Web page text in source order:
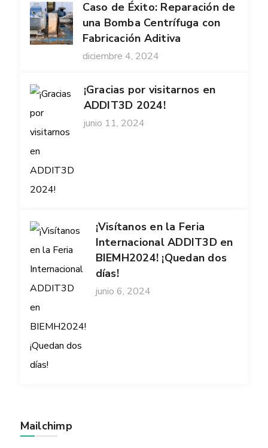
Caso de Éxito: Reparación de
una Bomba Centrífuga con
Fabricación Aditiva
diciembre 4, 2024
¡Gracias por visitarnos en
ADDIT3D 2024!
junio 11, 2024
¡Visítanos en la Feria
Internacional ADDIT3D en
BIEMH2024! ¡Quedan dos
días!
junio 6, 2024
Mailchimp